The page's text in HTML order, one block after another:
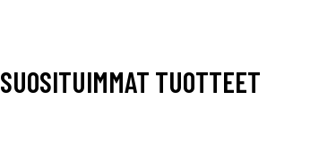
SUOSITUIMMAT TUOTTEET